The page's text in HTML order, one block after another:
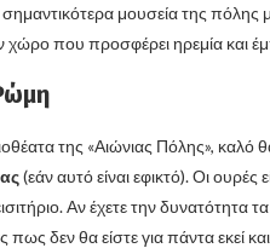
μουσεία της πόλης
χώρο που προσφέρει ηρεμία και
της «Αιώνιας Πόλης», καλό
(εάν αυτό είναι εφικτό). Οι
Αν έχετε την δυνατότητα τα
δεν θα είστε για πάντα εκεί και